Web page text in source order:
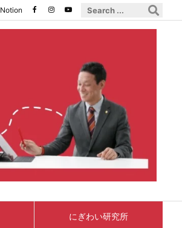
にぎわい研究所
Notion